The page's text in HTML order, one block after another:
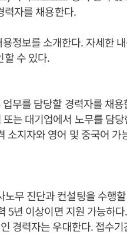
력자를 채용한다.
정보를 소개한다. 자세한
수 있다.
무를 담당할 경력자를 채
는 대기업에서 노무를 담
지자와 영어 및 중국어 가
무 진단과 컨설팅을 수행
5년 이상이면 지원 가능하
경력자는 우대한다. 접수